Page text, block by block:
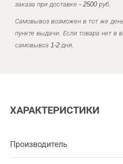
заказа при доставке - 2500 руб.
Самовывоз возможен в тот же
пункте выдачи. Если товара нет в
самовывоз 1-2 дня.
ХАРАКТЕРИСТИКИ
Производитель